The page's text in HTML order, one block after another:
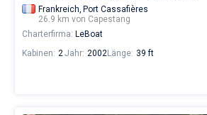
Frankreich, Port Cassafières
26.9 km von Capestang
Charterfirma: LeBoat
Kabinen: 2Jahr: 2002Länge: 39 ft